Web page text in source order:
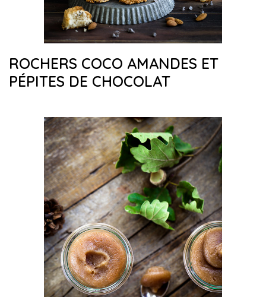
ROCHERS COCO AMANDES ET
PÉPITES DE CHOCOLAT